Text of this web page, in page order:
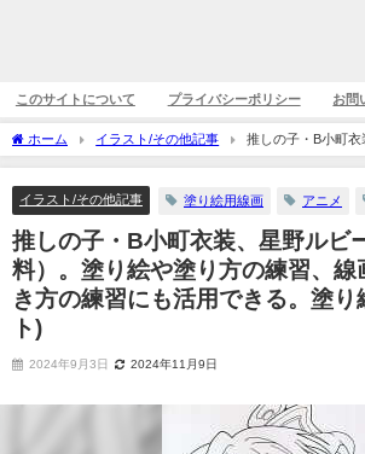
このサイトについて プライバシーポリシー お問
ホーム イラスト/その他記事
推しの子・B小町
（無料）。塗り絵や塗り方の練習、線画をなぞって描き方
イラスト/その他記事
塗り絵用線画 アニメ
推しの子・B小町衣装、星野ルビ
料）。塗り絵や塗り方の練習、線
き方の練習にも活用できる。塗り
ト)
2024年9月3日 2024年11月9日